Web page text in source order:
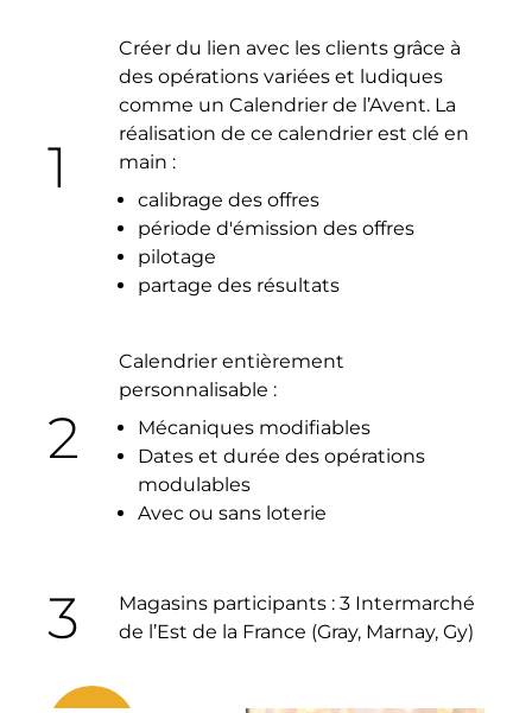
1
Créer du lien avec les clients grâce à
des opérations variées et ludiques
comme un Calendrier de l’Avent. La
réalisation de ce calendrier est clé en
main :
calibrage des offres
période d'émission des offres
pilotage
partage des résultats
2
Calendrier entièrement
personnalisable :
Mécaniques modifiables
Dates et durée des opérations
modulables
Avec ou sans loterie
3
Magasins participants : 3 Intermarché
de l’Est de la France (Gray, Marnay, Gy)